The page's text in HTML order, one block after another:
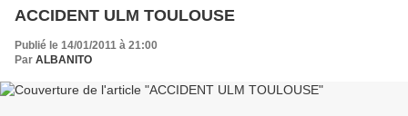
ACCIDENT ULM TOULOUSE
Publié le 14/01/2011 à 21:00
Par ALBANITO